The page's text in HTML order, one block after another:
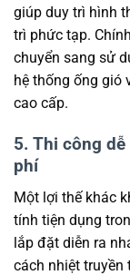
giúp duy trì hình
trì phức tạp.
chuyển sang sử
hệ thống ống gió
cao cấp.
5. Thi công
phí
Một lợi thế khác
tính tiện dụng
lắp đặt diễn ra
cách nhiệt truyền